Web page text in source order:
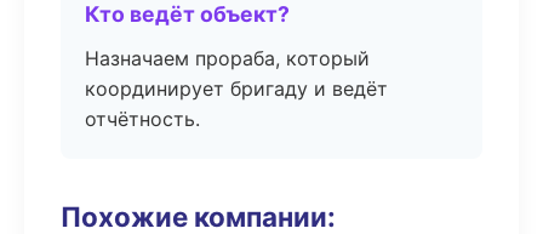
Кто ведёт объект?
Назначаем прораба, который
координирует бригаду и ведёт
отчётность.
Похожие компании: